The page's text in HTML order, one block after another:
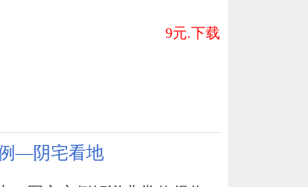
9元.下载
—阴宅看地